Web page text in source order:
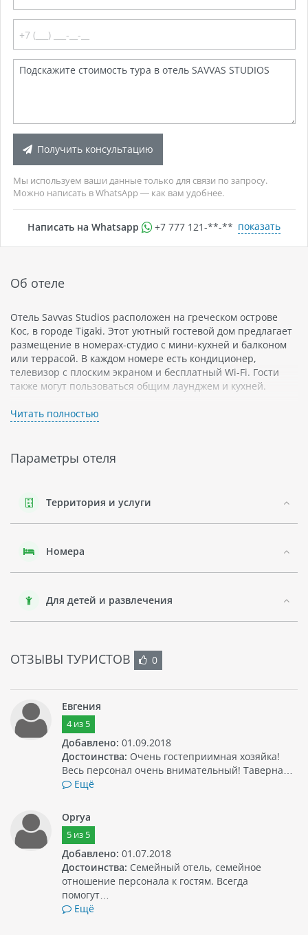
Получить консультацию
Мы используем ваши данные только для связи по запросу.
Можно написать в WhatsApp — как вам удобнее.
Написать на Whatsapp +7 777 121-**-** показать
Об отеле
Отель Savvas Studios расположен на греческом острове
Кос, в городе Tigaki. Этот уютный гостевой дом предлагает
размещение в номерах-студио с мини-кухней и балконом
или террасой. В каждом номере есть кондиционер,
телевизор с плоским экраном и бесплатный Wi-Fi. Гости
также могут пользоваться общим лаунджем и кухней.
Отель Savvas Studios расположен недалеко от центра
города Tigaki и его пляжа. Гости могут насладиться
бары в этом районе.
островов, известных своей культурной и природной
Studios идеально подходит для тех, кто хочет насладиться
своим отдыхом в уютной атмосфере вблизи моря в городе
Tigaki.
Читать полностью
Параметры отеля
Территория и услуги
Номера
Для детей и развлечения
ОТЗЫВЫ ТУРИСТОВ 0
Евгения
4из 5
Добавлено: 01.09.2018
Достоинства: Очень гостеприимная хозяйка!
Весь персонал очень внимательный! Таверна…
Ещё
Oprya
5из 5
Добавлено: 01.07.2018
Достоинства: Семейный отель, семейное
отношение персонала к гостям. Всегда
помогут…
Ещё